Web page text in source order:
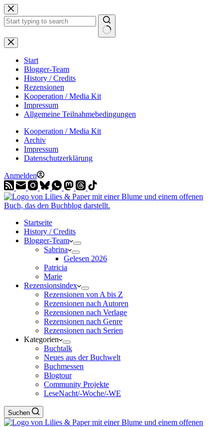
Zum
Inhalt
springen
Start
Blogger-Team
History / Credits
Rezensionen
Kooperation / Media Kit
Impressum
Allgemeine Teilnahmebedingungen
Kooperation / Media Kit
Archiv
Impressum
Datenschutzerklärung
Anmelden
Startseite
History / Credits
Blogger-Team
Sabrina
Gelesen 2026
Patricia
Marie
Rezensionsindex
Rezensionen von A bis Z
Rezensionen nach Autoren
Rezensionen nach Verlage
Rezensionen nach Genre
Rezensionen nach Serien
Kategorien
Buchtalk
Neues aus der Buchwelt
Buchmessen
Blogtour
Community Projekte
LeseNacht/-Woche/-WE
Suchen